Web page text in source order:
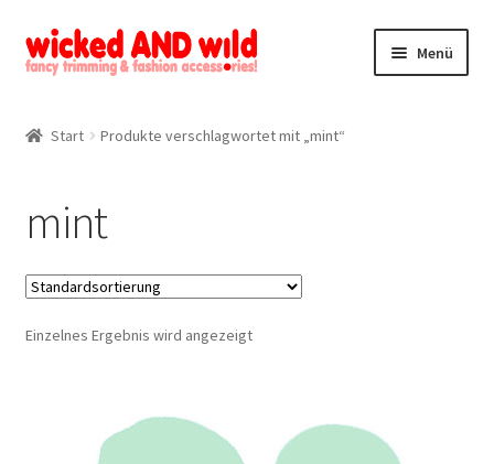
Zur
Navigation
Zum
Inhalt
Menü
Mein Konto
Kontakt
Start Produkte verschlagwortet mit „mint“
mint
Einzelnes Ergebnis wird angezeigt